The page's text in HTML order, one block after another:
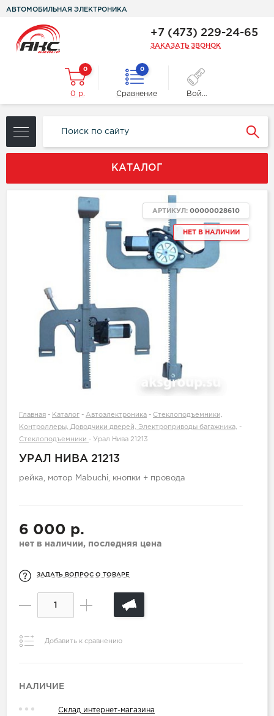
АВТОМОБИЛЬНАЯ ЭЛЕКТРОНИКА
+7 (473) 229-24-65
ЗАКАЗАТЬ ЗВОНОК
0
0 р.
0
Сравнение Войти
КАТАЛОГ
НЕТ В НАЛИЧИИ
АРТИКУЛ: 00000028610
Главная - Каталог - Автоэлектроника - Стеклоподъемники,
Контроллеры, Доводчики дверей, Электроприводы багажника, -
Стеклоподъемники - Урал Нива 21213
УРАЛ НИВА 21213
рейка, мотор Mabuchi, кнопки + провода
6 000 р.
нет в наличии, последняя цена
ЗАДАТЬ ВОПРОС О ТОВАРЕ
Добавить к сравнению
НАЛИЧИЕ
Склад интернет-магазина